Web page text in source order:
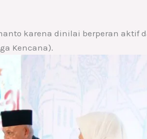
karena dinilai berperan aktif
Kencana).